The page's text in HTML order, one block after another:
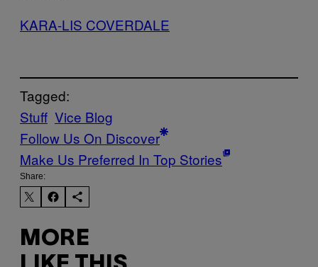
KARA-LIS COVERDALE
Tagged:
Stuff Vice Blog
Follow Us On Discover
Make Us Preferred In Top Stories
Share:
MORE